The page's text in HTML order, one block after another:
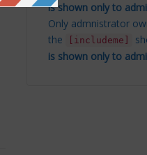
is shown only to
Only admnistrator
the
[includeme]
is shown only to